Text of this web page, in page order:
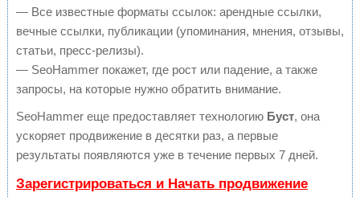
— Все известные форматы ссылок: арендные ссылки,
вечные ссылки, публикации (упоминания, мнения, отзывы,
статьи, пресс-релизы).
— SeoHammer покажет, где рост или падение, а также
запросы, на которые нужно обратить внимание.
SeoHammer еще предоставляет технологию Буст, она
ускоряет продвижение в десятки раз, а первые
результаты появляются уже в течение первых 7 дней.
Зарегистрироваться и Начать продвижение